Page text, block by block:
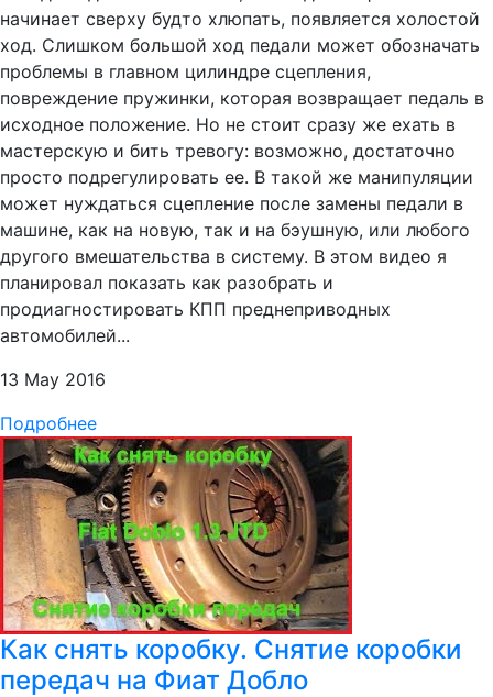
начинает сверху будто хлюпать, появляется холостой
ход. Слишком большой ход педали может обозначать
проблемы в главном цилиндре сцепления,
повреждение пружинки, которая возвращает педаль в
исходное положение. Но не стоит сразу же ехать в
мастерскую и бить тревогу: возможно, достаточно
просто подрегулировать ее. В такой же манипуляции
может нуждаться сцепление после замены педали в
машине, как на новую, так и на бэушную, или любого
другого вмешательства в систему. В этом видео я
планировал показать как разобрать и
продиагностировать КПП преднеприводных
автомобилей...
13 May 2016
Подробнее
Как снять коробку. Снятие коробки
передач на Фиат Добло